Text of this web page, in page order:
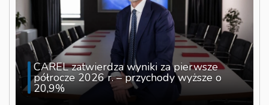
CAREL zatwierdza wyniki za pierwsze
półrocze 2026 r. – przychody wyższe o
20,9%